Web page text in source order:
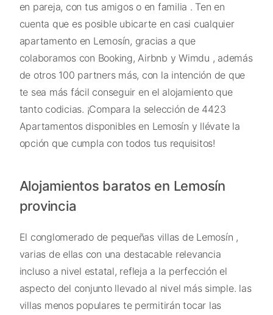
en pareja, con tus amigos o en familia . Ten en
cuenta que es posible ubicarte en casi cualquier
apartamento en Lemosín, gracias a que
colaboramos con Booking, Airbnb y Wimdu , además
de otros 100 partners más, con la intención de que
te sea más fácil conseguir en el alojamiento que
tanto codicias. ¡Compara la selección de 4423
Apartamentos disponibles en Lemosín y llévate la
opción que cumpla con todos tus requisitos!
Alojamientos baratos en Lemosín
provincia
El conglomerado de pequeñas villas de Lemosín ,
varias de ellas con una destacable relevancia
incluso a nivel estatal, refleja a la perfección el
aspecto del conjunto llevado al nivel más simple. las
villas menos populares te permitirán tocar las